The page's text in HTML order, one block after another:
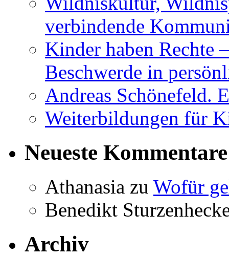
verbindende
Kinder haben Rechte
Beschwerde in
Andreas Schönefeld.
Weiterbildungen für
Neueste Kommentare
Athanasia zu Wofür
Benedikt
Archiv